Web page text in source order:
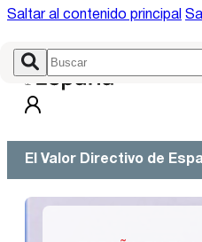
Saltar al contenido principal
El Valor Directivo de